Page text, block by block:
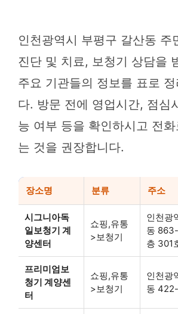
인천광역시 부평구 갈산동 주
진단 및 치료, 보청기 상담을
주요 기관들의 정보를 표로
다. 방문 전에 영업시간, 점심
능 여부 등을 확인하시고 전
는 것을 권장합니다.
장소명 분류 주소
시그니아독
일보청기 계
양센터
쇼핑,유통
>보청기
인천광
동
층 301
프리미엄보
청기 계양센
터
쇼핑,유통
>보청기
인천광
동